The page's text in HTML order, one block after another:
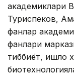
академиклари
Туриспеков,
фанлар
фанлари
тиббиёт,